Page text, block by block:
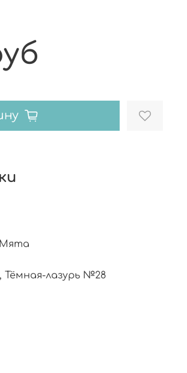
Мята
Белый № 1, Индиго № 6, Тёмная-лазурь №28